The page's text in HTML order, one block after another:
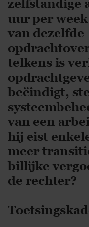
zelfstandige
uur per
van dezelfde
telkens is
beëindigt,
van een
hij eist
meer
billijke
de rechter?